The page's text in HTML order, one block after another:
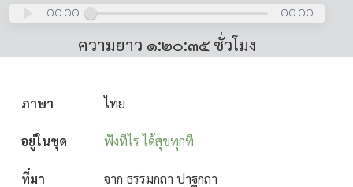
00:00 00:00
ความยาว ๑:๒๐:๓๕ ชั่วโมง
ภาษา ไทย
อยู่ในชุด ฟังทีไร ได้สุขทุกที
ที่มา จาก ธรรมกถา ปาฐกถา